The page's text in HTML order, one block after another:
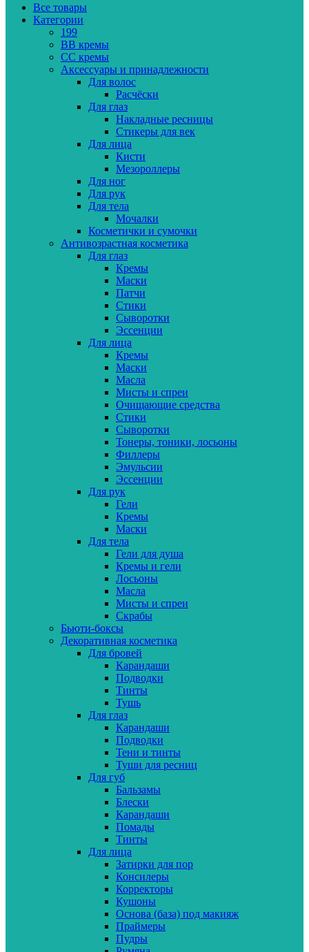
Все товары
Категории
199
BB кремы
CC кремы
Аксессуары и принадлежности
Для волос
Расчёски
Для глаз
Накладные ресницы
Стикеры для век
Для лица
Кисти
Мезороллеры
Для ног
Для рук
Для тела
Мочалки
Косметички и сумочки
Антивозрастная косметика
Для глаз
Кремы
Маски
Патчи
Стики
Сыворотки
Эссенции
Для лица
Кремы
Маски
Масла
Мисты и спреи
Очищающие средства
Стики
Сыворотки
Тонеры, тоники, лосьоны
Филлеры
Эмульсии
Эссенции
Для рук
Гели
Кремы
Маски
Для тела
Гели для душа
Кремы и гели
Лосьоны
Масла
Мисты и спреи
Скрабы
Бьюти-боксы
Декоративная косметика
Для бровей
Карандаши
Подводки
Тинты
Тушь
Для глаз
Карандаши
Подводки
Тени и тинты
Туши для ресниц
Для губ
Бальзамы
Блески
Карандаши
Помады
Тинты
Для лица
Затирки для пор
Консилеры
Корректоры
Кушоны
Основа (база) под макияж
Праймеры
Пудры